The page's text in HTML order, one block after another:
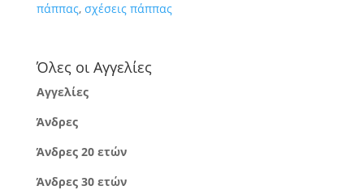
πάππας, σχέσεις πάππας
Όλες οι Αγγελίες
Αγγελίες
Άνδρες
Άνδρες 20 ετών
Άνδρες 30 ετών